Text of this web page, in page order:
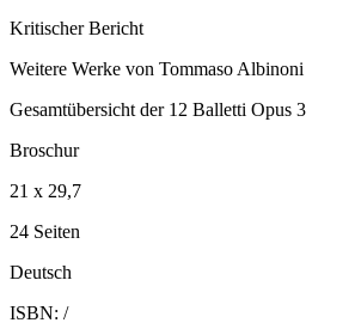
Kritischer Bericht
Weitere Werke von Tommaso Albinoni
Gesamtübersicht der 12 Balletti Opus 3
Broschur
21 x 29,7
24 Seiten
Deutsch
ISBN: /